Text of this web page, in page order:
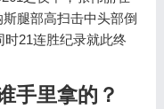
腿部高扫击中头部倒
21连胜纪录就此终
手里拿的？